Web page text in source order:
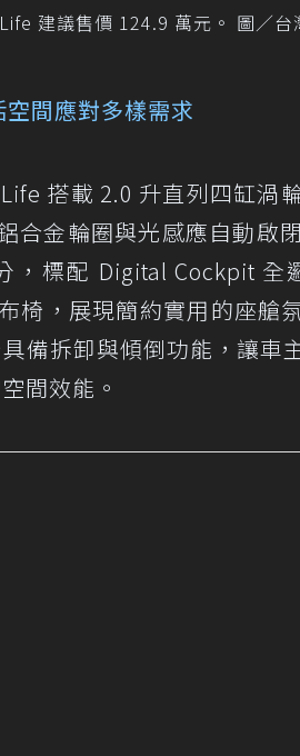
建議售價 124.9 萬元。 圖／台
間應對多樣需求
搭載 2.0 升直列四缸渦
合金輪圈與光感應自動啟
，標配 Digital Cockpit 全
椅，展現簡約實用的座艙
備拆卸與傾倒功能，讓車
間效能。